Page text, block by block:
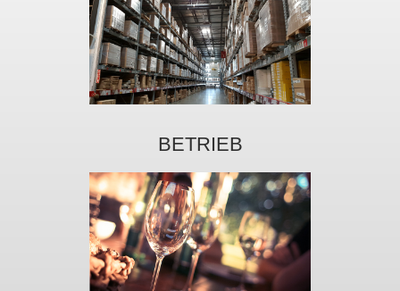
BETRIEB